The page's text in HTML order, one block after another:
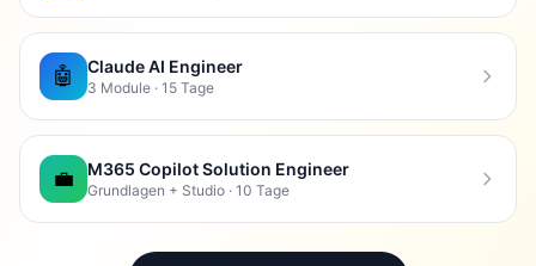
🤖 Claude AI Engineer
3 Module · 15 Tage
💼 M365 Copilot Solution Engineer
Grundlagen + Studio · 10 Tage